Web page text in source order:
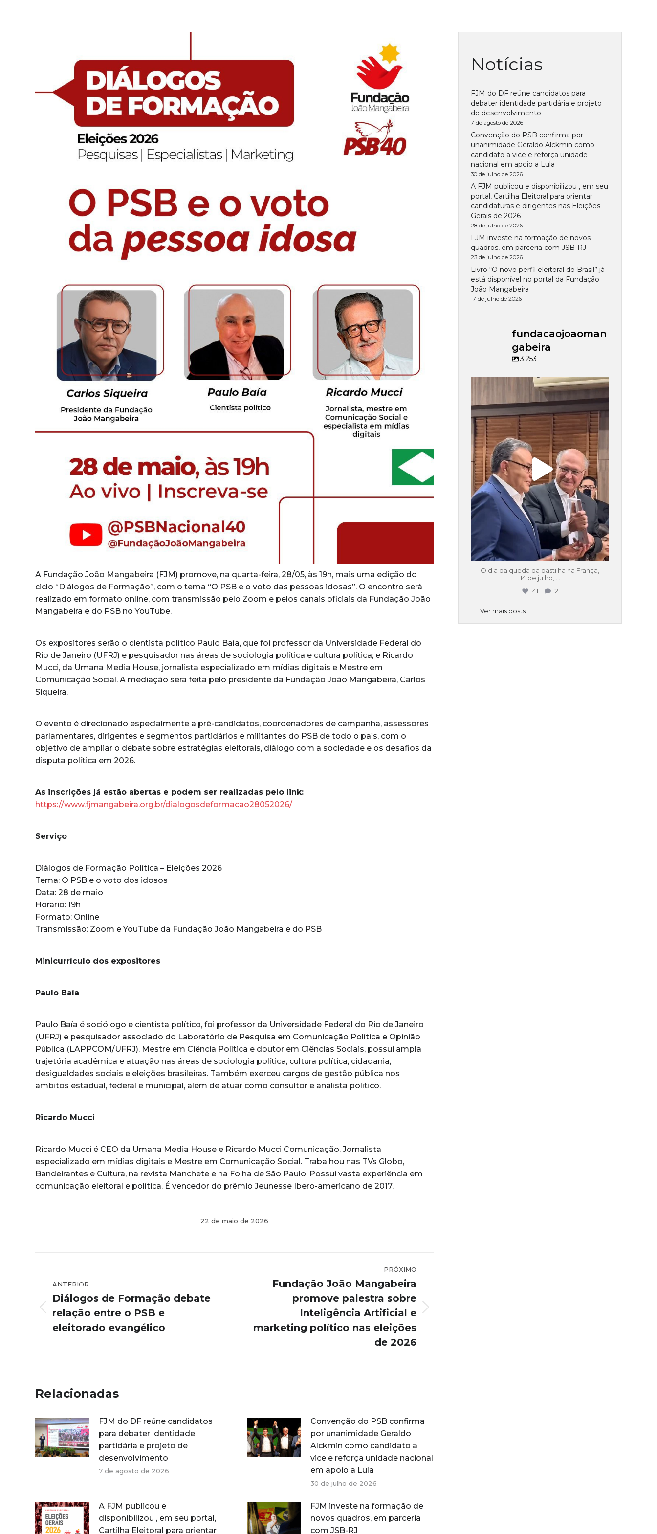
A Fundação João Mangabeira (FJM) promove, na quarta-feira, 28/05, às 19h, mais uma edição do
ciclo “Diálogos de Formação”, com o tema “O PSB e o voto das pessoas idosas”. O encontro será
realizado em formato online, com transmissão pelo Zoom e pelos canais oficiais da Fundação João
Mangabeira e do PSB no YouTube.
Os expositores serão o cientista político Paulo Baía, que foi professor da Universidade Federal do
Rio de Janeiro (UFRJ) e pesquisador nas áreas de sociologia política e cultura política; e Ricardo
Mucci, da Umana Media House, jornalista especializado em mídias digitais e Mestre em
Comunicação Social. A mediação será feita pelo presidente da Fundação João Mangabeira, Carlos
Siqueira.
O evento é direcionado especialmente a pré-candidatos, coordenadores de campanha, assessores
parlamentares, dirigentes e segmentos partidários e militantes do PSB de todo o país, com o
objetivo de ampliar o debate sobre estratégias eleitorais, diálogo com a sociedade e os desafios da
disputa política em 2026.
As inscrições já estão abertas e podem ser realizadas pelo link:
https://www.fjmangabeira.org.br/dialogosdeformacao28052026/
Serviço
Diálogos de Formação Política – Eleições 2026
Tema: O PSB e o voto dos idosos
Data: 28 de maio
Horário: 19h
Formato: Online
Transmissão: Zoom e YouTube da Fundação João Mangabeira e do PSB
Minicurrículo dos expositores
Paulo Baía
Paulo Baía é sociólogo e cientista político, foi professor da Universidade Federal do Rio de Janeiro
(UFRJ) e pesquisador associado do Laboratório de Pesquisa em Comunicação Política e Opinião
Pública (LAPPCOM/UFRJ). Mestre em Ciência Política e doutor em Ciências Sociais, possui ampla
trajetória acadêmica e atuação nas áreas de sociologia política, cultura política, cidadania,
desigualdades sociais e eleições brasileiras. Também exerceu cargos de gestão pública nos
âmbitos estadual, federal e municipal, além de atuar como consultor e analista político.
Ricardo Mucci
Ricardo Mucci é CEO da Umana Media House e Ricardo Mucci Comunicação. Jornalista
especializado em mídias digitais e Mestre em Comunicação Social. Trabalhou nas TVs Globo,
Bandeirantes e Cultura, na revista Manchete e na Folha de São Paulo. Possui vasta experiência em
comunicação eleitoral e política. É vencedor do prêmio Jeunesse Ibero-americano de 2017.
22 de maio de 2026
de
post:
ANTERIOR
Post
anterior:
Diálogos de Formação debate
relação entre o PSB e
eleitorado evangélico
PRÓXIMO
post:
Fundação João Mangabeira
promove palestra sobre
Inteligência Artificial e
marketing político nas eleições
de 2026
Relacionadas
FJM do DF reúne candidatos
para debater identidade
partidária e projeto de
desenvolvimento
7 de agosto de 2026
Convenção do PSB confirma
por unanimidade Geraldo
Alckmin como candidato a
vice e reforça unidade nacional
em apoio a Lula
30 de julho de 2026
A FJM publicou e
disponibilizou , em seu portal,
Cartilha Eleitoral para orientar
FJM investe na formação de
novos quadros, em parceria
com JSB-RJ
Notícias
FJM do DF reúne candidatos para
debater identidade partidária e projeto
de desenvolvimento
7 de agosto de 2026
Convenção do PSB confirma por
unanimidade Geraldo Alckmin como
candidato a vice e reforça unidade
nacional em apoio a Lula
30 de julho de 2026
A FJM publicou e disponibilizou , em seu
portal, Cartilha Eleitoral para orientar
candidaturas e dirigentes nas Eleições
Gerais de 2026
28 de julho de 2026
FJM investe na formação de novos
quadros, em parceria com JSB-RJ
23 de julho de 2026
Livro “O novo perfil eleitoral do Brasil” já
está disponível no portal da Fundação
João Mangabeira
17 de julho de 2026
fundacaojoaoman
gabeira
3.253
fundacaojoaomangabeira
Jul 15
O dia da queda da bastilha na França,
14 de julho, ...
41
2
Ver mais posts